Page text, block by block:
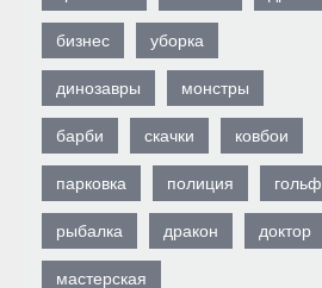
бизнес уборка
динозавры монстры
барби скачки ковбои
парковка полиция гольф
рыбалка дракон доктор
мастерская